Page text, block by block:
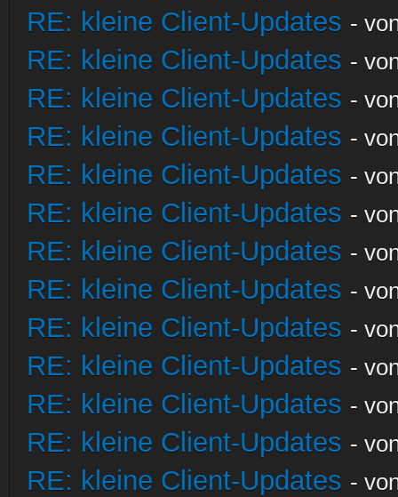
RE: kleine Client-Updates -
RE: kleine Client-Updates -
RE: kleine Client-Updates -
RE: kleine Client-Updates -
RE: kleine Client-Updates -
RE: kleine Client-Updates -
RE: kleine Client-Updates -
RE: kleine Client-Updates -
RE: kleine Client-Updates -
RE: kleine Client-Updates -
RE: kleine Client-Updates -
RE: kleine Client-Updates -
RE: kleine Client-Updates -